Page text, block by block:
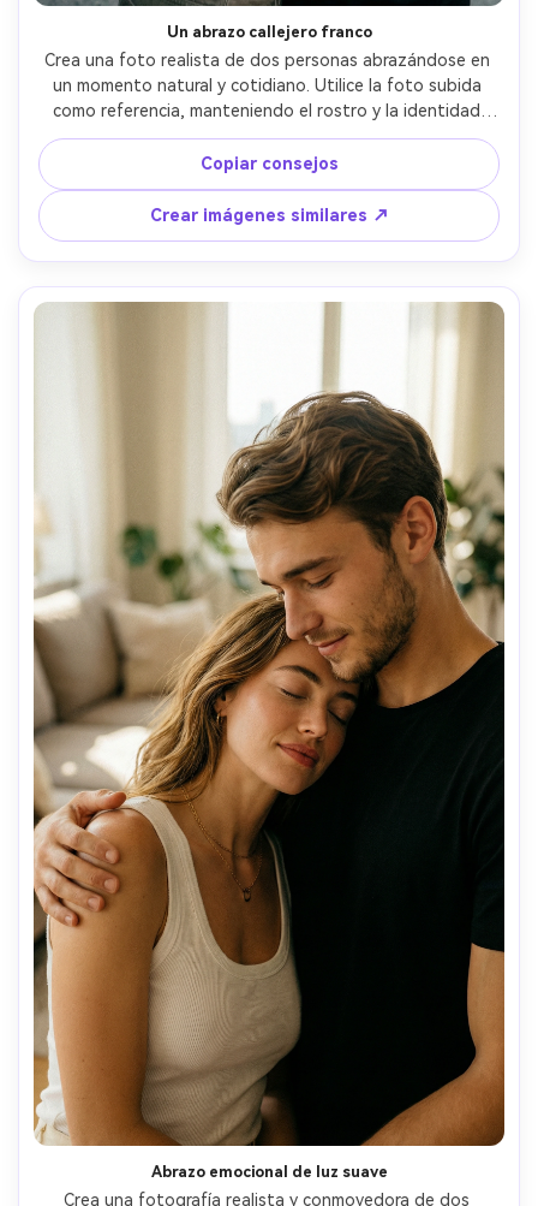
Un abrazo callejero franco
Crea una foto realista de dos personas abrazándose en
un momento natural y cotidiano. Utilice la foto subida
como referencia, manteniendo el rostro y la identidad
intactos. Un abrazo debe ser espontáneo y sin
pretensiones, como un momento capturado por
casualidad. Iluminación exterior natural, ligero desenfoque
de movimiento, poses casuales. Estilo de fotografía
callejera realista. Sin caricaturas, sin ilustraciones, sin
poses artificiales.
Copiar consejos
Crear imágenes similares ↗
Abrazo emocional de luz suave
Crea una fotografía realista y conmovedora de dos